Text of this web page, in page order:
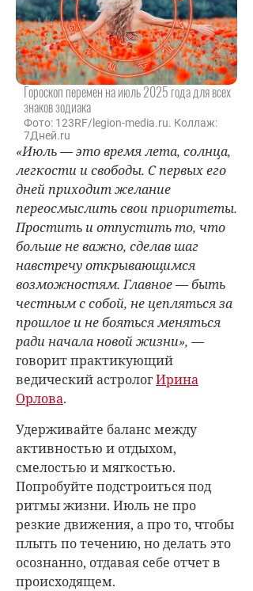
Гороскоп перемен на июль 2025 года для всех
знаков зодиака
Фото: 123RF/legion-media.ru. Коллаж:
7Дней.ru
«Июль — это время лета, солнца,
легкости и свободы. С первых его
дней приходит желание
переосмыслить свои приоритеты.
Простить и отпустить то, что
больше не важно, сделав шаг
навстречу открывающимся
возможностям. Главное — быть
честным с собой, не цепляться за
прошлое и не бояться меняться
ради начала новой жизни», —
говорит практикующий
ведический астрологИрина
Орлова.
Удерживайте баланс между
активностью и отдыхом,
смелостью и мягкостью.
Попробуйте подстроиться под
ритмы жизни. Июль не про
резкие движения, а про то, чтобы
плыть по течению, но делать это
осознанно, отдавая себе отчет в
происходящем.